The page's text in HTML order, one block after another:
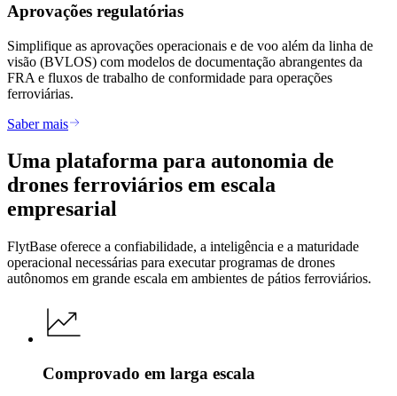
Aprovações regulatórias
Simplifique as aprovações operacionais e de voo além da linha de
visão (BVLOS) com modelos de documentação abrangentes da
FRA e fluxos de trabalho de conformidade para operações
ferroviárias.
Saber mais
Uma plataforma para autonomia de
drones ferroviários em escala
empresarial
FlytBase oferece a confiabilidade, a inteligência e a maturidade
operacional necessárias para executar programas de drones
autônomos em grande escala em ambientes de pátios ferroviários.
Comprovado em larga escala